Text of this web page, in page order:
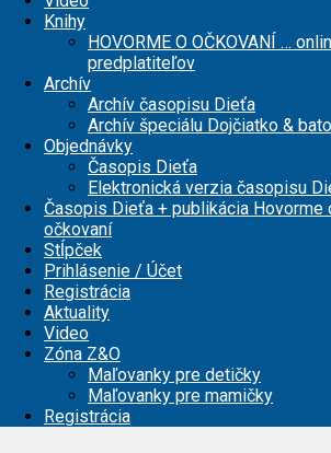
Knihy
HOVORME O OČKOVANÍ …
predplatiteľov
Archív
Archív časopisu Dieťa
Archív špeciálu Dojčiatko &
Objednávky
Časopis Dieťa
Elektronická verzia časopisu
Časopis Dieťa + publikácia Hovorme
očkovaní
Stĺpček
Prihlásenie / Účet
Registrácia
Aktuality
Video
Zóna Z&O
Maľovanky pre detičky
Maľovanky pre mamičky
Registrácia